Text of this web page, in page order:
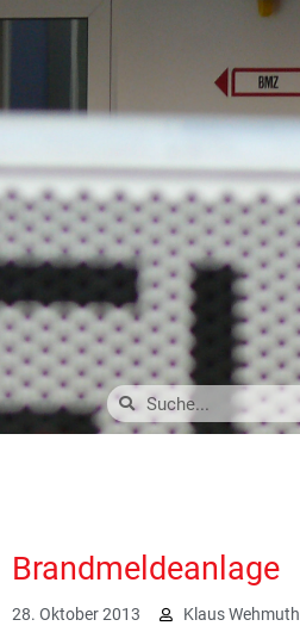
Brandmeldeanlage
28. Oktober 2013 Klaus Wehmuth